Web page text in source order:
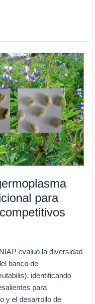
para
evaluó la diversidad
banco de
identificando
para
y el desarrollo de